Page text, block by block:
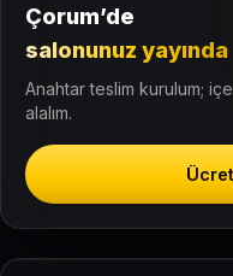
Çorum’de
salonunuz yayında
Anahtar teslim kurulum;
alalım.